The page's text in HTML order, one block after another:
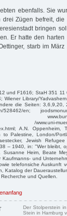
ebenfalls. Sie
Zügen befreit, die
bringen
Er hatte den
starb im
und F1616; StaH 351
Library/
die Seiten:
en;
/www.uni-
A.N.
Palestine, London/
Jewish
– 1940, in: "Wer bleibt,
Heim, Beate
und
telefonsiche Auskunft
Katalog der
und Quellen.
Der Stolperstein
Stein in Hamburg